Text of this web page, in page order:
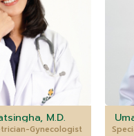
M.D.
Gynecologist